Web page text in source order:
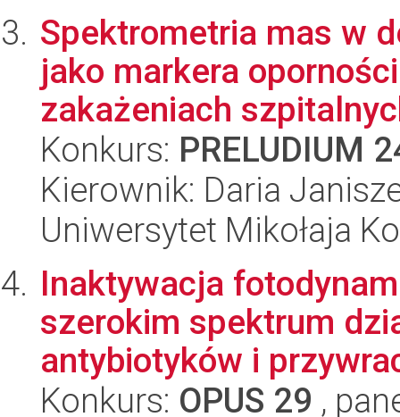
Spektrometria mas w
jako markera
zakażeniach
Konkurs: PRELUDIUM
Kierownik: Daria
Uniwersytet Mikołaja
Inaktywacja
szerokim spektrum
antybiotyków i
Konkurs: OPUS 29 ,